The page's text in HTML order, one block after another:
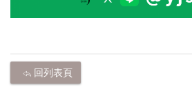
回列表頁